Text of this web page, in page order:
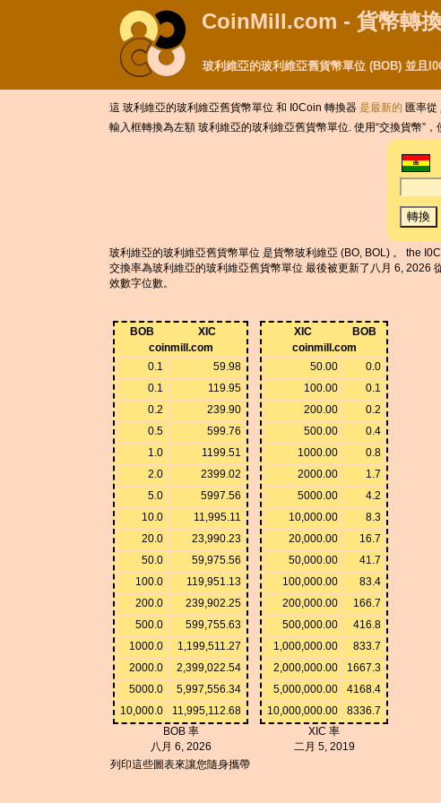
CoinMill.com - 貨幣轉
玻利維亞的玻利維亞舊貨幣單位 (BOB) 並且
這 玻利維亞的玻利維亞舊貨幣單位 和 I0Coin 轉換器 是最新的 匯率從
輸入框轉換為左額 玻利維亞的玻利維亞舊貨幣單位. 使用“交換貨幣”
玻利維亞的玻利維亞舊貨幣單位 是貨幣玻利維亞 (BO, BOL) 。 the
交換率為玻利維亞的玻利維亞舊貨幣單位 最後被更新了八月 6, 2026
效數字位數。
BOB
XIC
coinmill.com
0.1
59.98
0.1
119.95
0.2
239.90
0.5
599.76
1.0
1199.51
2.0
2399.02
5.0
5997.56
10.0
11,995.11
20.0
23,990.23
50.0
59,975.56
100.0
119,951.13
200.0
239,902.25
500.0
599,755.63
1000.0
1,199,511.27
2000.0
2,399,022.54
5000.0
5,997,556.34
10,000.0
11,995,112.68
BOB 率
八月 6, 2026
XIC
BOB
coinmill.com
50.00
0.0
100.00
0.1
200.00
0.2
500.00
0.4
1000.00
0.8
2000.00
1.7
5000.00
4.2
10,000.00
8.3
20,000.00
16.7
50,000.00
41.7
100,000.00
83.4
200,000.00
166.7
500,000.00
416.8
1,000,000.00
833.7
2,000,000.00
1667.3
5,000,000.00
4168.4
10,000,000.00
8336.7
XIC 率
二月 5, 2019
列印這些圖表來讓您隨身攜帶